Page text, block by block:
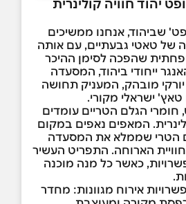
יהוד חוויה קולינרית
שביהוד, אנחנו ממשיכים
של טאטי גבעתיים, עם אותה
שהפכה לסימן ההיכר
ייחודי ביהוד, המסעדה
יורקי מובהק, המעניק תחושה
ישראלי מקורי.
חומרי הגלם הטריים עומדים
המאפים נאפים במקום
הטרי שממלא את המסעדה
הארוחה. התפריט העשיר
כאשר כל מנה מוכנה
אירוח מגוונות: מחדר